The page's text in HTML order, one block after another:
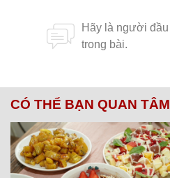
CÓ THỂ BẠN QUAN TÂM